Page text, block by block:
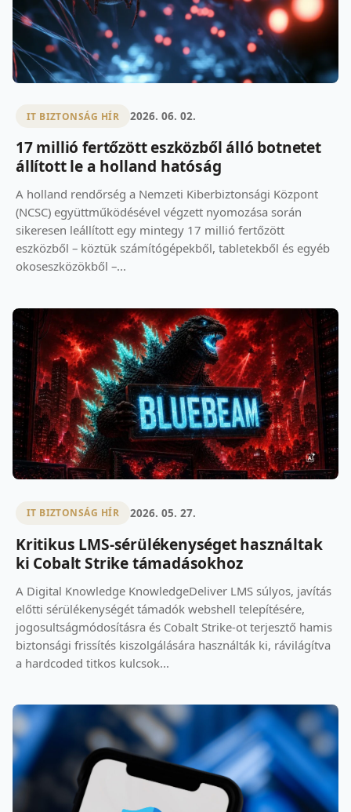
IT BIZTONSÁG HÍR 2026. 06. 02.
17 millió fertőzött eszközből álló botnetet
állított le a holland hatóság
A holland rendőrség a Nemzeti Kiberbiztonsági Központ
(NCSC) együttműködésével végzett nyomozása során
sikeresen leállított egy mintegy 17 millió fertőzött
eszközből – köztük számítógépekből, tabletekből és egyéb
okoseszközökből –...
IT BIZTONSÁG HÍR 2026. 05. 27.
Kritikus LMS-sérülékenységet használtak
ki Cobalt Strike támadásokhoz
A Digital Knowledge KnowledgeDeliver LMS súlyos, javítás
előtti sérülékenységét támadók webshell telepítésére,
jogosultságmódosításra és Cobalt Strike-ot terjesztő hamis
biztonsági frissítés kiszolgálására használták ki, rávilágítva
a hardcoded titkos kulcsok...